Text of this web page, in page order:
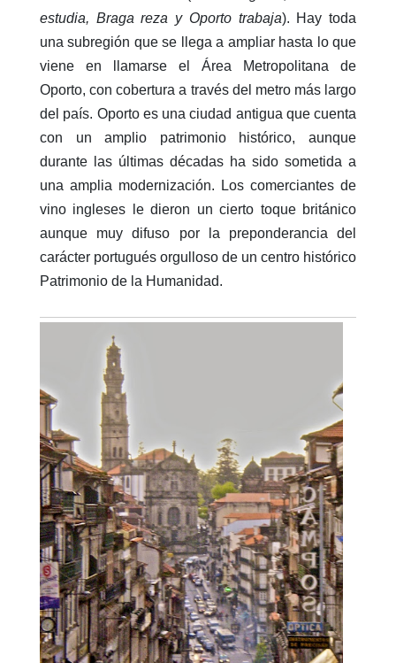
estudia, Braga reza y Oporto trabaja). Hay toda
una subregión que se llega a ampliar hasta lo que
viene en llamarse el Área Metropolitana de
Oporto, con cobertura a través del metro más largo
del país. Oporto es una ciudad antigua que cuenta
con un amplio patrimonio histórico, aunque
durante las últimas décadas ha sido sometida a
una amplia modernización. Los comerciantes de
vino ingleses le dieron un cierto toque británico
aunque muy difuso por la preponderancia del
carácter portugués orgulloso de un centro histórico
Patrimonio de la Humanidad.